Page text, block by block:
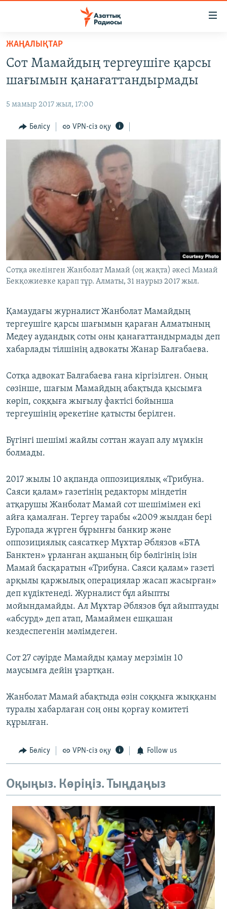
Skip
main
content
to
Navigation
Skip
ҚАҢТАР ОҚИҒАСЫ
АДАМ ҚҰҚЫҚТАРЫ
ӘЛЕМ
АРНАЙЫ ЖОБАЛАР
Русский
ЖАЗЫЛЫҢЫЗ
Басқа тілдерде
ЖАҢАЛЫҚТАР
Сот Мамайдың тергеушіге қарсы
шағымын қанағаттандырмады
5 мамыр 2017 жыл, 17:00
Бөлісу VPN-сіз оқу
Сотқа әкелінген Жанболат Мамай (оң жақта) әкесі Мамай
Бекқожиевке қарап тұр. Алматы, 31 наурыз 2017 жыл.
Қамаудағы журналист Жанболат Мамайдың
тергеушіге қарсы шағымын қараған Алматының
Медеу аудандық соты оны қанағаттандырмады деп
хабарлады тілшінің адвокаты Жанар Балғабаева.
Сотқа адвокат Балғабаева ғана кіргізілген. Оның
сөзінше, шағым Мамайдың абақтыда қысымға
көріп, соққыға жығылу фактісі бойынша
тергеушінің әрекетіне қатысты берілген.
Бүгінгі шешімі жайлы соттан жауап алу мүмкін
болмады.
2017 жылы 10 ақпанда оппозициялық «Трибуна.
Саяси қалам» газетінің редакторы міндетін
атқарушы Жанболат Мамай сот шешімімен екі
айға қамалған. Тергеу тарабы «2009 жылдан бері
Еуропада жүрген бұрынғы банкир және
оппозициялық саясаткер Мұхтар Әблязов «БТА
Банктен» ұрланған ақшаның бір бөлігінің ізін
Мамай басқаратын «Трибуна. Саяси қалам» газеті
арқылы қаржылық операциялар жасап жасырған»
деп күдіктенеді. Журналист бұл айыпты
мойындамайды. Ал Мұхтар Әблязов бұл айыптауды
«абсурд» деп атап, Мамаймен ешқашан
кездеспегенін мәлімдеген.
Сот 27 сәуірде Мамайды қамау мерзімін 10
маусымға дейін ұзартқан.
Жанболат Мамай абақтыда өзін соққыға жыққаны
туралы хабарлаған соң оны қорғау комитеті
құрылған.
Бөлісу VPN-сіз оқу Follow us
Оқыңыз. Көріңіз. Тыңдаңыз